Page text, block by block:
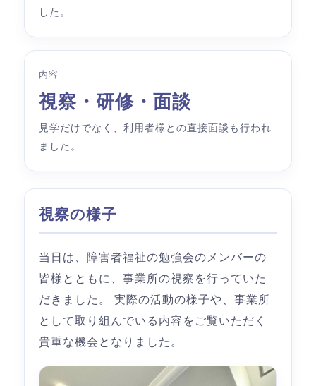
した。
内容
視察・研修・面談
見学だけでなく、利用者様との直接面談も行われ
ました。
視察の様子
当日は、障害者福祉の勉強会のメンバーの
皆様とともに、事業所の視察を行っていた
だきました。 実際の活動の様子や、事業所
として取り組んでいる内容をご覧いただく
貴重な機会となりました。